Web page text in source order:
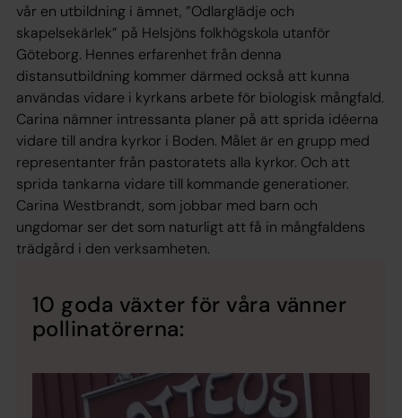
vår en utbildning i ämnet, ”Odlarglädje och
skapelsekärlek” på Helsjöns folkhögskola utanför
Göteborg. Hennes erfarenhet från denna
distansutbildning kommer därmed också att kunna
användas vidare i kyrkans arbete för biologisk mångfald.
Carina nämner intressanta planer på att sprida idéerna
vidare till andra kyrkor i Boden. Målet är en grupp med
representanter från pastoratets alla kyrkor. Och att
sprida tankarna vidare till kommande generationer.
Carina Westbrandt, som jobbar med barn och
ungdomar ser det som naturligt att få in mångfaldens
trädgård i den verksamheten.
10 goda växter för våra vänner
pollinatörerna: